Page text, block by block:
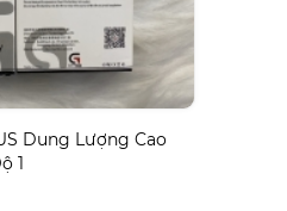
Dung Lượng Cao
1